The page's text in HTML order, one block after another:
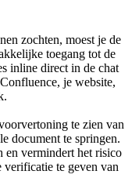
zochten, moest je de
toegang tot de
inline direct in de chat
je website,
te zien van
document te springen.
en vermindert het risico
te geven van